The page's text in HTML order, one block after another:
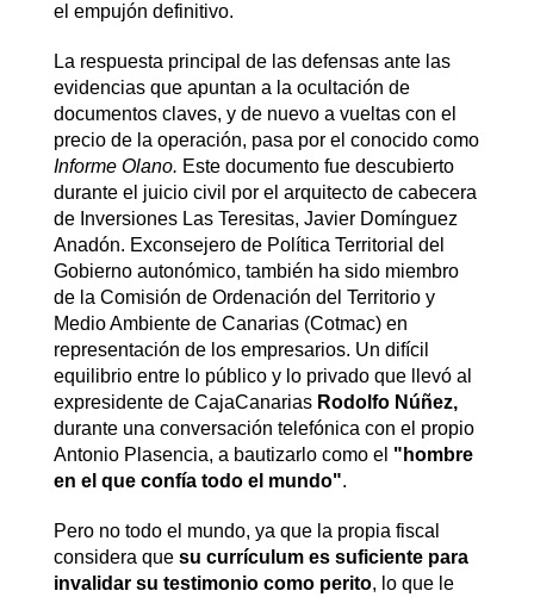
el empujón definitivo.
La respuesta principal de las defensas ante las
evidencias que apuntan a la ocultación de
documentos claves, y de nuevo a vueltas con el
precio de la operación, pasa por el conocido como
Informe Olano. Este documento fue descubierto
durante el juicio civil por el arquitecto de cabecera
de Inversiones Las Teresitas, Javier Domínguez
Anadón. Exconsejero de Política Territorial del
Gobierno autonómico, también ha sido miembro
de la Comisión de Ordenación del Territorio y
Medio Ambiente de Canarias (Cotmac) en
representación de los empresarios. Un difícil
equilibrio entre lo público y lo privado que llevó al
expresidente de CajaCanarias Rodolfo Núñez,
durante una conversación telefónica con el propio
Antonio Plasencia, a bautizarlo como el "hombre
en el que confía todo el mundo".
Pero no todo el mundo, ya que la propia fiscal
considera que su currículum es suficiente para
invalidar su testimonio como perito, lo que le